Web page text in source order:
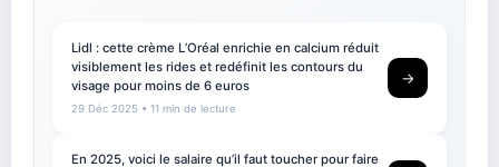
Lidl : cette crème L’Oréal enrichie en calcium réduit
visiblement les rides et redéfinit les contours du
visage pour moins de 6 euros
29 Déc 2025 • 11 min de lecture
→
En 2025, voici le salaire qu’il faut toucher pour faire